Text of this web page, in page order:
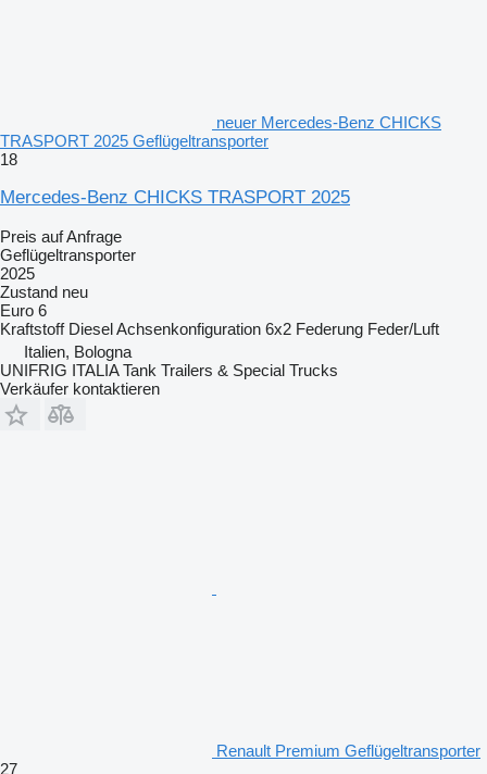
neuer Mercedes-Benz CHICKS
TRASPORT 2025 Geflügeltransporter
18
Mercedes-Benz CHICKS TRASPORT 2025
Preis auf Anfrage
Geflügeltransporter
2025
Zustand neu
Euro 6
Kraftstoff DieselAchsenkonfiguration 6x2 Federung Feder/Luft
Italien, Bologna
UNIFRIG ITALIA Tank Trailers & Special Trucks
Verkäufer kontaktieren
Renault Premium Geflügeltransporter
27